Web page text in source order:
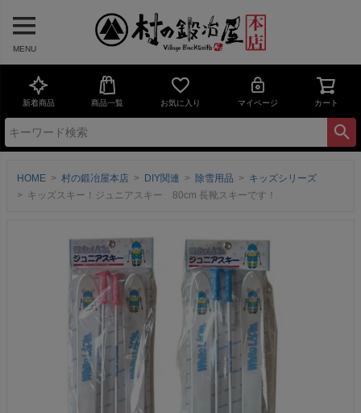
MENU
新着商品 商品一覧 お気に入り マイページ カート
HOME 村の鍛冶屋本店 DIY関連 除雪用品
キッズシリーズ
キッズスキー！ジュニアスキー 80cm 長靴スキーです！